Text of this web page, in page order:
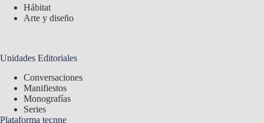
Hábitat
Arte y diseño
Unidades Editoriales
Conversaciones
Manifiestos
Monografías
Series
Plataforma tecnne